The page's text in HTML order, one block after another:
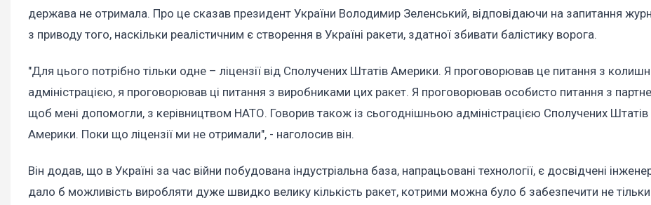
держава не отримала. Про це сказав президент України Володимир Зеленський, відповідаючи на запитання
з приводу того, наскільки реалістичним є створення в Україні ракети, здатної збивати балістику ворога.
"Для цього потрібно тільки одне – ліцензії від Сполучених Штатів Америки. Я проговорював це питання з
адміністрацією, я проговорював ці питання з виробниками цих ракет. Я проговорював особисто питання з
щоб мені допомогли, з керівництвом НАТО. Говорив також із сьогоднішньою адміністрацією Сполучених Штатів
Америки. Поки що ліцензії ми не отримали", - наголосив він.
Він додав, що в Україні за час війни побудована індустріальна база, напрацьовані технології, є досвідчені
дало б можливість виробляти дуже швидко велику кількість ракет, котрими можна було б забезпечити не тільки